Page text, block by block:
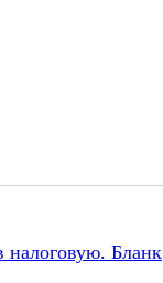
налоговую. Бланк